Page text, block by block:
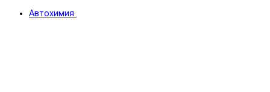
Автохимия